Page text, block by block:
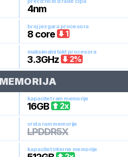
4nm
broj jezgara procesora
8 core 1
maksimalni takt procesora
3.3GHz 2%
MEMORIJA
kapacitet ram memorije
16GB 2x
vrsta ram memorije
LPDDR5X
kapacitet interne memorije